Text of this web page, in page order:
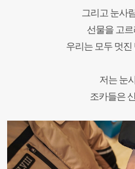
그리고 눈사
선물을 고
우리는 모두 멋
저는 눈
조카들은